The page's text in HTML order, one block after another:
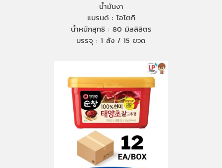
น้ำมันงา
แบรนด์ : โอโตกิ
น้ำหนักสุทธิ : 80 มิลลิลิตร
บรรจุ : 1 ลัง / 15 ขวด